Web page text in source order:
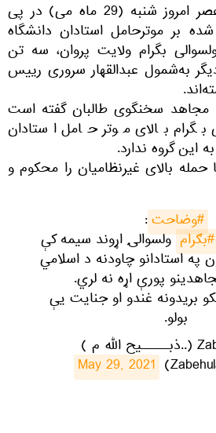
به گزارش اسپوتنیک، عصر امروز شنبه (29 ماه می) در پی
بر موترحامل استادان دانشگاه
بگرام ولایت پروان، سه تن
و 15 تن دیگر به‌شمول عبدالقهار سروری رییس
مجاهد سخنگوی طالبان گفته است
بگرام بالای موتر حامل استادان
این گروه ندارد.
بالای غیرنظامیان را محکوم و
#وضاحت:
#بګرامولسوالۍ اړوند سیمه کې
په استادانو چاودنه د اسلامي
پورې اړه نه لري.
بریدونه غندو او جنایت یې
بولو.
— Zabihullah (..ذبـــــیح الله م )
May 29, 2021